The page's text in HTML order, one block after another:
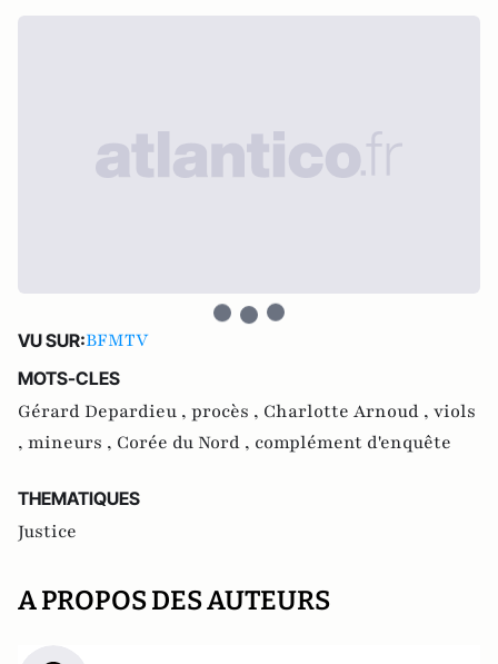
VU SUR:BFMTV
MOTS-CLES
Gérard Depardieu , procès , Charlotte Arnoud , viols
, mineurs , Corée du Nord , complément d'enquête
THEMATIQUES
Justice
A PROPOS DES AUTEURS